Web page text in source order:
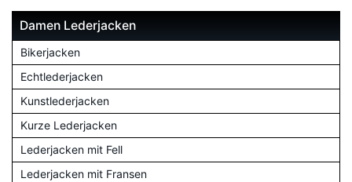
Damen Lederjacken
Bikerjacken
Echtlederjacken
Kunstlederjacken
Kurze Lederjacken
Lederjacken mit Fell
Lederjacken mit Fransen